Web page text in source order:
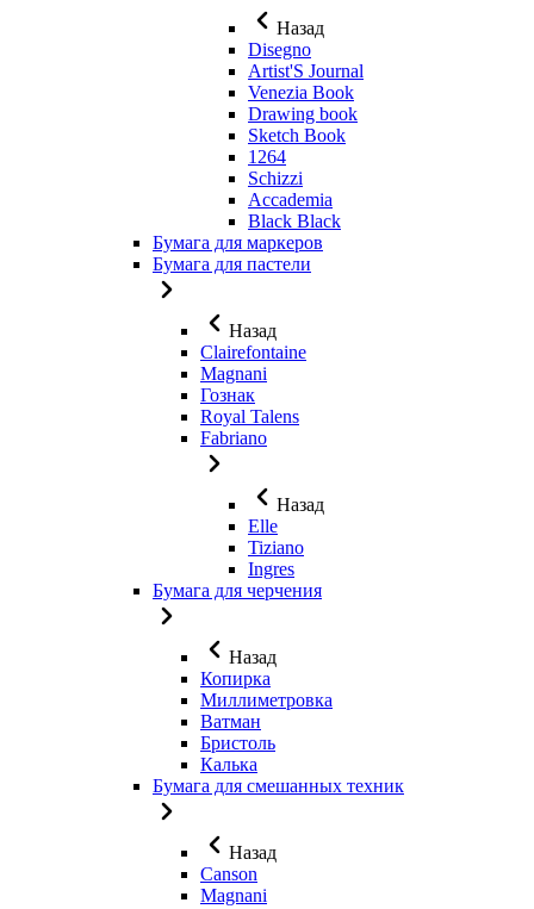
Назад
Disegno
Artist'S Journal
Venezia Book
Drawing book
Sketch Book
1264
Schizzi
Accademia
Black Black
Бумага для маркеров
Бумага для пастели
Назад
Clairefontaine
Magnani
Гознак
Royal Talens
Fabriano
Назад
Elle
Tiziano
Ingres
Бумага для черчения
Назад
Копирка
Миллиметровка
Ватман
Бристоль
Калька
Бумага для смешанных техник
Назад
Canson
Magnani